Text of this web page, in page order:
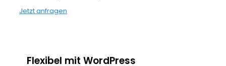
Jetzt anfragen
Flexibel mit WordPress